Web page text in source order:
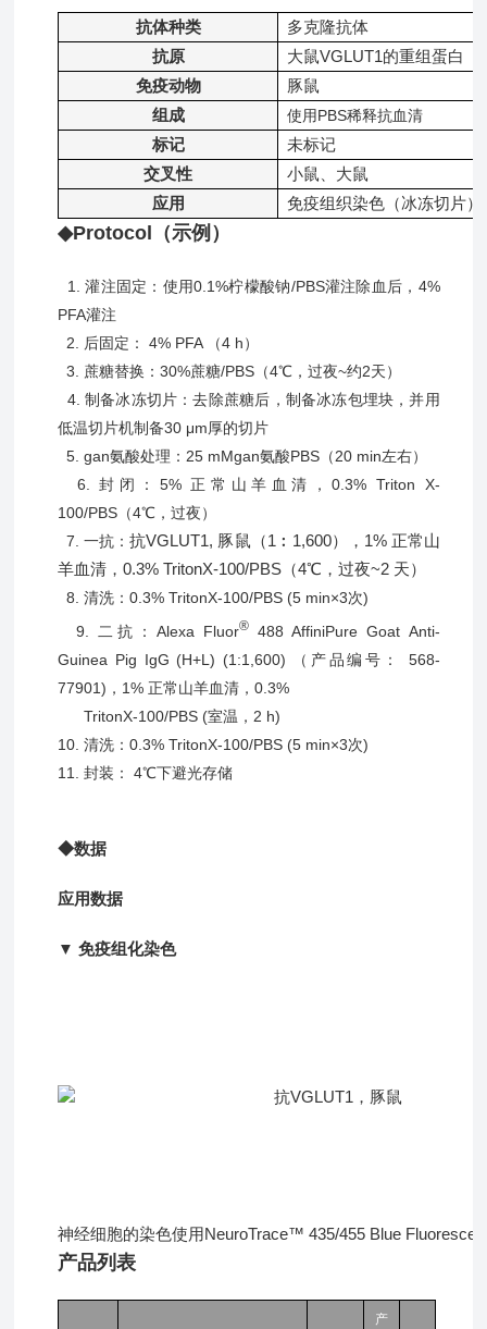
抗体种类
多克隆抗体
抗原
大鼠VGLUT1的重组蛋白（
免疫动物
豚鼠
组成
使用PBS稀释抗血清
标记
未标记
交叉性
小鼠、大鼠
应用
免疫组织染色（冰冻切片）
◆Protocol（示例）
1. 灌注固定：使用0.1%柠檬酸钠/PBS灌注除血后，4%
PFA灌注
2. 后固定： 4% PFA （4 h）
3. 蔗糖替换：30%蔗糖/PBS（4℃，过夜~约2天）
4. 制备冰冻切片：去除蔗糖后，制备冰冻包埋块，并用
低温切片机制备30 μm厚的切片
5. gan氨酸处理：25 mMgan氨酸PBS（20 min左右）
6. 封闭：5% 正常山羊血清，0.3% Triton X-
100/PBS（4℃，过夜）
7. 一抗：抗VGLUT1, 豚鼠（1︰ 1,600），1% 正常山
羊血清，0.3% TritonX-100/PBS（4℃，过夜~2 天）
8. 清洗：0.3% TritonX-100/PBS (5 min×3次)
9. 二抗：Alexa Fluor®
488 AffiniPure Goat Anti-
Guinea Pig IgG (H+L) (1:1,600) （产品编号： 568-
77901)，1% 正常山羊血清，0.3%
TritonX-100/PBS (室温，2 h)
10. 清洗：0.3% TritonX-100/PBS (5 min×3次)
11. 封装： 4℃下避光存储
◆数据
应用数据
▼免疫组化染色
神经细胞的染色使用NeuroTrace™ 435/455 Blue
产品列表
产